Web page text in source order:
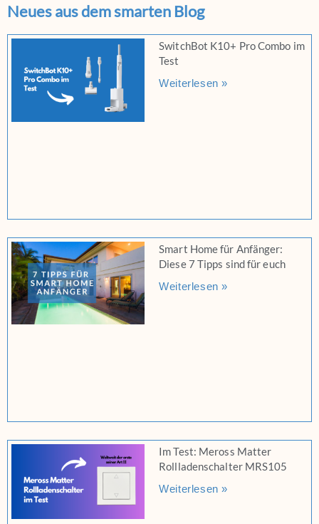
Neues aus dem smarten Blog
SwitchBot K10+ Pro Combo im
Test
Weiterlesen »
Smart Home für Anfänger:
Diese 7 Tipps sind für euch
Weiterlesen »
Im Test: Meross Matter
Rollladenschalter MRS105
Weiterlesen »